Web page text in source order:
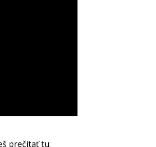
prečítať tu: